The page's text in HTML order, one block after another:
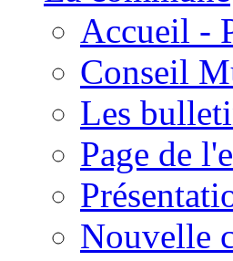
Accueil -
Conseil
Les
Page de
Nouvelle